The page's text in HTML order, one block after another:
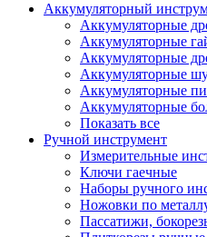
Аккумуляторный
Аккумуляторные
Аккумуляторные
Аккумуляторные
Аккумуляторные
Аккумуляторные
Аккумуляторные
Показать все
Ручной инструмент
Измерительные
Ключи гаечные
Наборы ручного
Ножовки по
Пассатижи,